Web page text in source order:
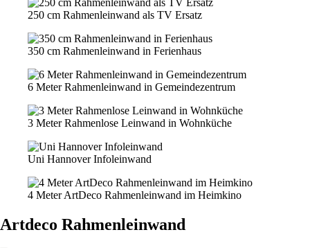
250 cm Rahmenleinwand als TV Ersatz
350 cm Rahmenleinwand in Ferienhaus
6 Meter Rahmenleinwand in Gemeindezentrum
3 Meter Rahmenlose Leinwand in Wohnküche
Uni Hannover Infoleinwand
4 Meter ArtDeco Rahmenleinwand im Heimkino
Artdeco Rahmenleinwand